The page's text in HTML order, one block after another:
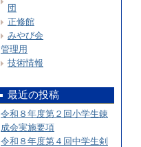
団
正修館
みやび会
管理用
技術情報
最近の投稿
令和８年度第２回小学生錬
成会実施要項
令和８年度第４回中学生剣